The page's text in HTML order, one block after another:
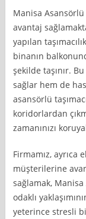
Manisa
avantaj
yapılan
binanın
şekilde taşınır.
sağlar hem de
asansörlü
koridorlardan
zamanınızı
Firmamız, ayrıca
müşterilerine
sağlamak,
odaklı
yeterince stresli